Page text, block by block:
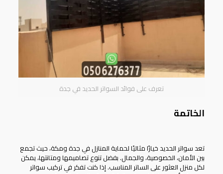
تعرف على فوائد السواتر الحديد في جدة
الخاتمة
تعدسواتر الحديدخيارًا مثاليًا لحماية المنازل في جدة ومكة، حيث تجمع
بين الأمان، الخصوصية، والجمال. بفضل تنوع تصاميمها ومتانتها، يمكن
لكل منزل العثور على الساتر المناسب. إذا كنت تفكر في تركيب سواتر